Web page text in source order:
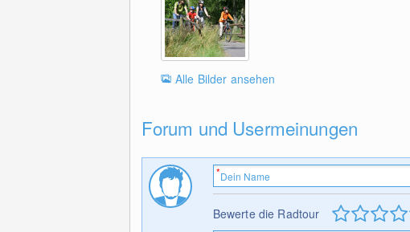
Alle Bilder ansehen
Forum und Usermeinungen
Bewerte die Radtour